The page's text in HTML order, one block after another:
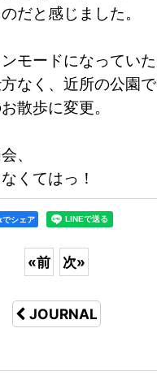
だと感じました。
モードになっていた
なく、近所の公園で
散歩に変更。
、
くてはっ！
シェア
«前 次»
JOURNAL